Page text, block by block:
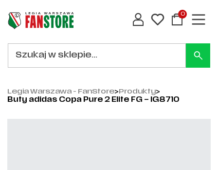
0
Legia Warszawa - FanStore>Produkty>
Buty adidas Copa Pure 2 Elite FG – IG8710